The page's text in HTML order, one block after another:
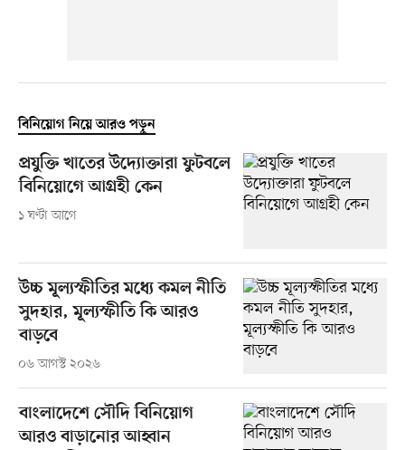
বিনিয়োগ নিয়ে আরও পড়ুন
প্রযুক্তি খাতের উদ্যোক্তারা ফুটবলে
বিনিয়োগে আগ্রহী কেন
১ ঘণ্টা আগে
উচ্চ মূল্যস্ফীতির মধ্যে কমল নীতি
সুদহার, মূল্যস্ফীতি কি আরও
বাড়বে
০৬ আগস্ট ২০২৬
বাংলাদেশে সৌদি বিনিয়োগ
আরও বাড়ানোর আহ্বান